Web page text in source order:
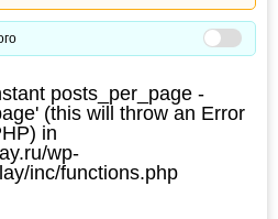
posts_per_page -
(this will throw an Error
in
wp-
inc/functions.php